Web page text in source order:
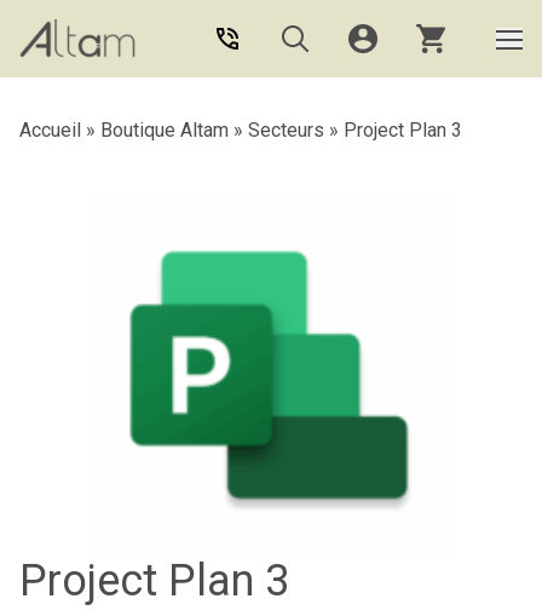
Aller au contenu principal
Accueil » Boutique Altam » Secteurs » Project Plan 3
Project Plan 3